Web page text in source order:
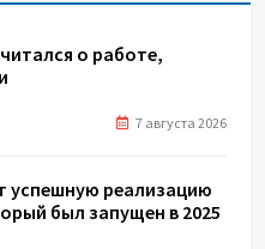
о работе,
7 августа 2026
успешную реализацию
был запущен в 2025